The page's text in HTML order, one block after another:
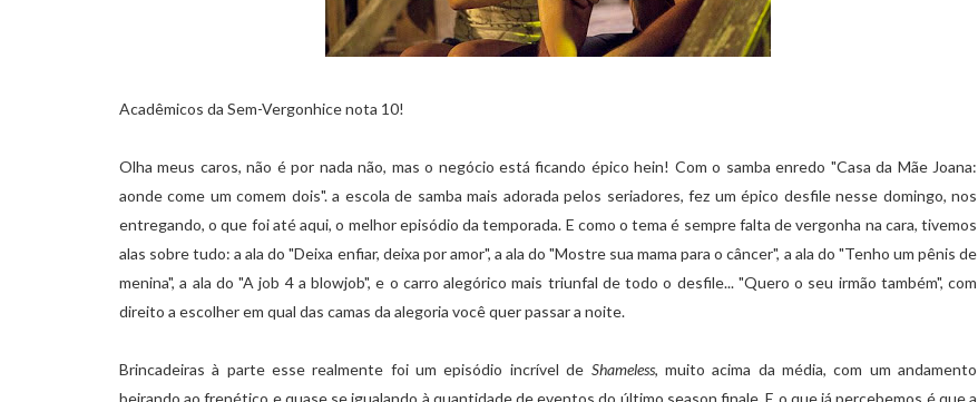
Acadêmicos da Sem-Vergonhice nota 10!
Olha meus caros, não é por nada não, mas o negócio está ficando épico hein! Com o samba enredo "Casa da Mãe Joana:
aonde come um comem dois". a escola de samba mais adorada pelos seriadores, fez um épico desfile nesse domingo, nos
entregando, o que foi até aqui, o melhor episódio da temporada. E como o tema é sempre falta de vergonha na cara, tivemos
alas sobre tudo: a ala do "Deixa enfiar, deixa por amor", a ala do "Mostre sua mama para o câncer", a ala do "Tenho um pênis de
menina", a ala do "A job 4 a blowjob", e o carro alegórico mais triunfal de todo o desfile... "Quero o seu irmão também", com
direito a escolher em qual das camas da alegoria você quer passar a noite.
Brincadeiras à parte esse realmente foi um episódio incrível de Shameless, muito acima da média, com um andamento
beirando ao frenético e quase se igualando à quantidade de eventos do último season finale. E o que já percebemos é que a